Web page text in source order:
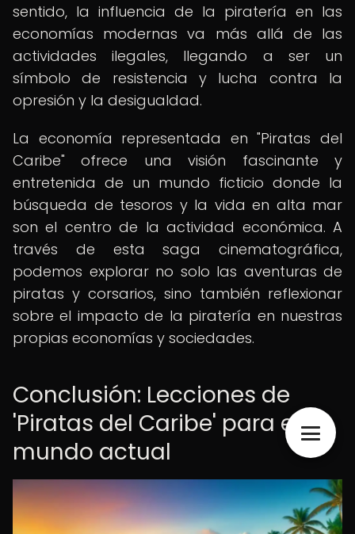
sentido, la influencia de la piratería en las
economías modernas va más allá de las
actividades ilegales, llegando a ser un
símbolo de resistencia y lucha contra la
opresión y la desigualdad.
La economía representada en "Piratas del
Caribe" ofrece una visión fascinante y
entretenida de un mundo ficticio donde la
búsqueda de tesoros y la vida en alta mar
son el centro de la actividad económica. A
través de esta saga cinematográfica,
podemos explorar no solo las aventuras de
piratas y corsarios, sino también reflexionar
sobre el impacto de la piratería en nuestras
propias economías y sociedades.
Conclusión: Lecciones de
'Piratas del Caribe' para el
mundo actual